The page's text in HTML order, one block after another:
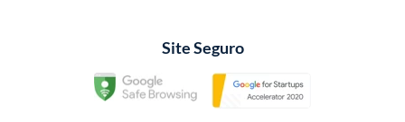
Site Seguro